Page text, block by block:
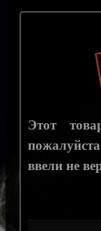
Этот
ввели не